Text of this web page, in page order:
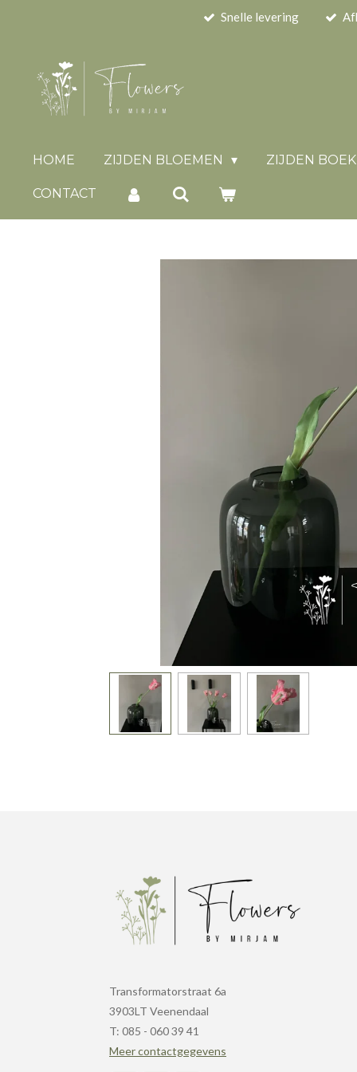
hoofdinhoud
Snelle levering
HOME ZIJDEN BLOEMEN ZIJDEN
CONTACT
Transformatorstraat 6a
3903LT Veenendaal
T: 085 - 060 39 41
Meer contactgegevens